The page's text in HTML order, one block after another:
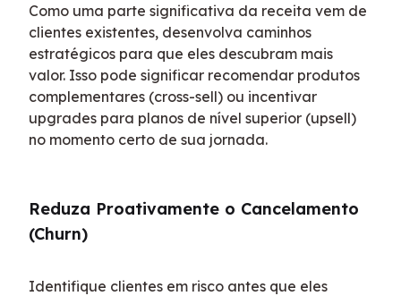
Como uma parte significativa da receita vem de
clientes existentes, desenvolva caminhos
estratégicos para que eles descubram mais
valor. Isso pode significar recomendar produtos
complementares (cross-sell) ou incentivar
upgrades para planos de nível superior (upsell)
no momento certo de sua jornada.
Reduza Proativamente o Cancelamento
(Churn)
Identifique clientes em risco antes que eles